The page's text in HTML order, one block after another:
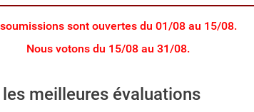
sont ouvertes du 01/08 au 15/08.
Nous votons du 15/08 au 31/08.
meilleures évaluations